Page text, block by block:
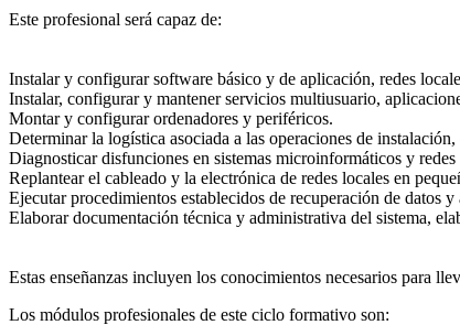
Este profesional será capaz de:
Instalar y configurar software básico y de aplicación, redes
Instalar, configurar y mantener servicios multiusuario,
Montar y configurar ordenadores y periféricos.
Determinar la logística asociada a las operaciones de
Diagnosticar disfunciones en sistemas microinformáticos y
Replantear el cableado y la electrónica de redes locales en
Ejecutar procedimientos establecidos de recuperación de datos
Elaborar documentación técnica y administrativa del sistema,
Estas enseñanzas incluyen los conocimientos necesarios para
Los módulos profesionales de este ciclo formativo son: